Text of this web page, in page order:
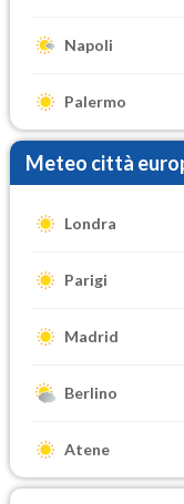
Napoli
Palermo
Meteo città
Londra
Parigi
Madrid
Berlino
Atene